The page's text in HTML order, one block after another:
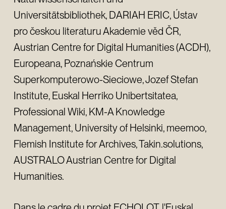
Universitätsbibliothek, DARIAH ERIC, Ústav
pro českou literaturu Akademie věd ČR,
Austrian Centre for Digital Humanities (ACDH),
Europeana, Poznańskie Centrum
Superkomputerowo-Sieciowe, Jozef Stefan
Institute, Euskal Herriko Unibertsitatea,
Professional Wiki, KM-A Knowledge
Management, University of Helsinki, meemoo,
Flemish Institute for Archives, Takin.solutions,
AUSTRALO Austrian Centre for Digital
Humanities.